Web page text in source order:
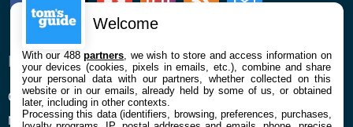
ENTREPRISE
Qui sommes nous
Mentions légales et CGU
À PROPOS
La rédaction
Contact
Welcome
With our 488partners , we wish to store and access information on
your devices (cookies, pixels in emails, etc.), combine and share
your personal data with our partners, whether collected on this
website or in our emails, already held by some of us, or obtained
later, including in other contexts.
Processing this data (identifiers, browsing, preferences, purchases,